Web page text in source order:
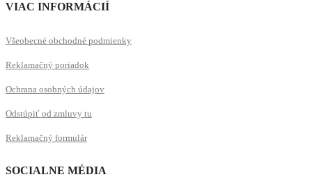
VIAC INFORMÁCIÍ
Všeobecné obchodné podmienky
Reklamačný poriadok
Ochrana osobných údajov
Odstúpiť od zmluvy tu
Reklamačný formulár
SOCIALNE MÉDIA